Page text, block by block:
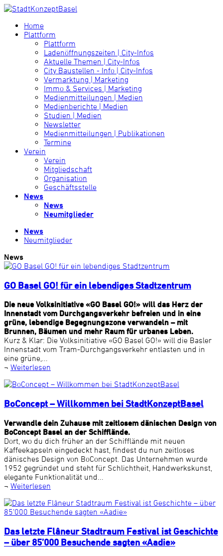
Home
Plattform
Plattform
Ladenöffnungszeiten | City-Infos
Aktuelle Themen | City-Infos
City Baustellen - Info | City-Infos
Vermarktung | Marketing
Immo & Services | Marketing
Medienmitteilungen | Medien
Medienberichte | Medien
Studien | Medien
Newsletter
Medienmitteilungen | Publikationen
Termine
Verein
Verein
Mitgliedschaft
Organisation
Geschäftsstelle
News
News
Neumitglieder
News
Neumitglieder
News
GO Basel GO! für ein lebendiges Stadtzentrum
Die neue Volksinitiative «GO Basel GO!» will das Herz der
Innenstadt vom Durchgangsverkehr befreien und in eine
grüne, lebendige Begegnungszone verwandeln – mit
Brunnen, Bäumen und mehr Raum für urbanes Leben.
Kurz & Klar: Die Volksinitiative «GO Basel GO!» will die Basler
Innenstadt vom Tram-Durchgangsverkehr entlasten und in
eine grüne,...
¬ Weiterlesen
BoConcept – Willkommen bei StadtKonzeptBasel
Verwandle dein Zuhause mit zeitlosem dänischen Design von
BoConcept Basel an der Schifflände.
Dort, wo du dich früher an der Schifflände mit neuen
Kaffeekapseln eingedeckt hast, findest du nun zeitloses
dänisches Design von BoConcept. Das Unternehmen wurde
1952 gegründet und steht für Schlichtheit, Handwerkskunst,
elegante Funktionalität und...
¬ Weiterlesen
Das letzte Flâneur Stadtraum Festival ist Geschichte
– über 85’000 Besuchende sagten «Aadie»